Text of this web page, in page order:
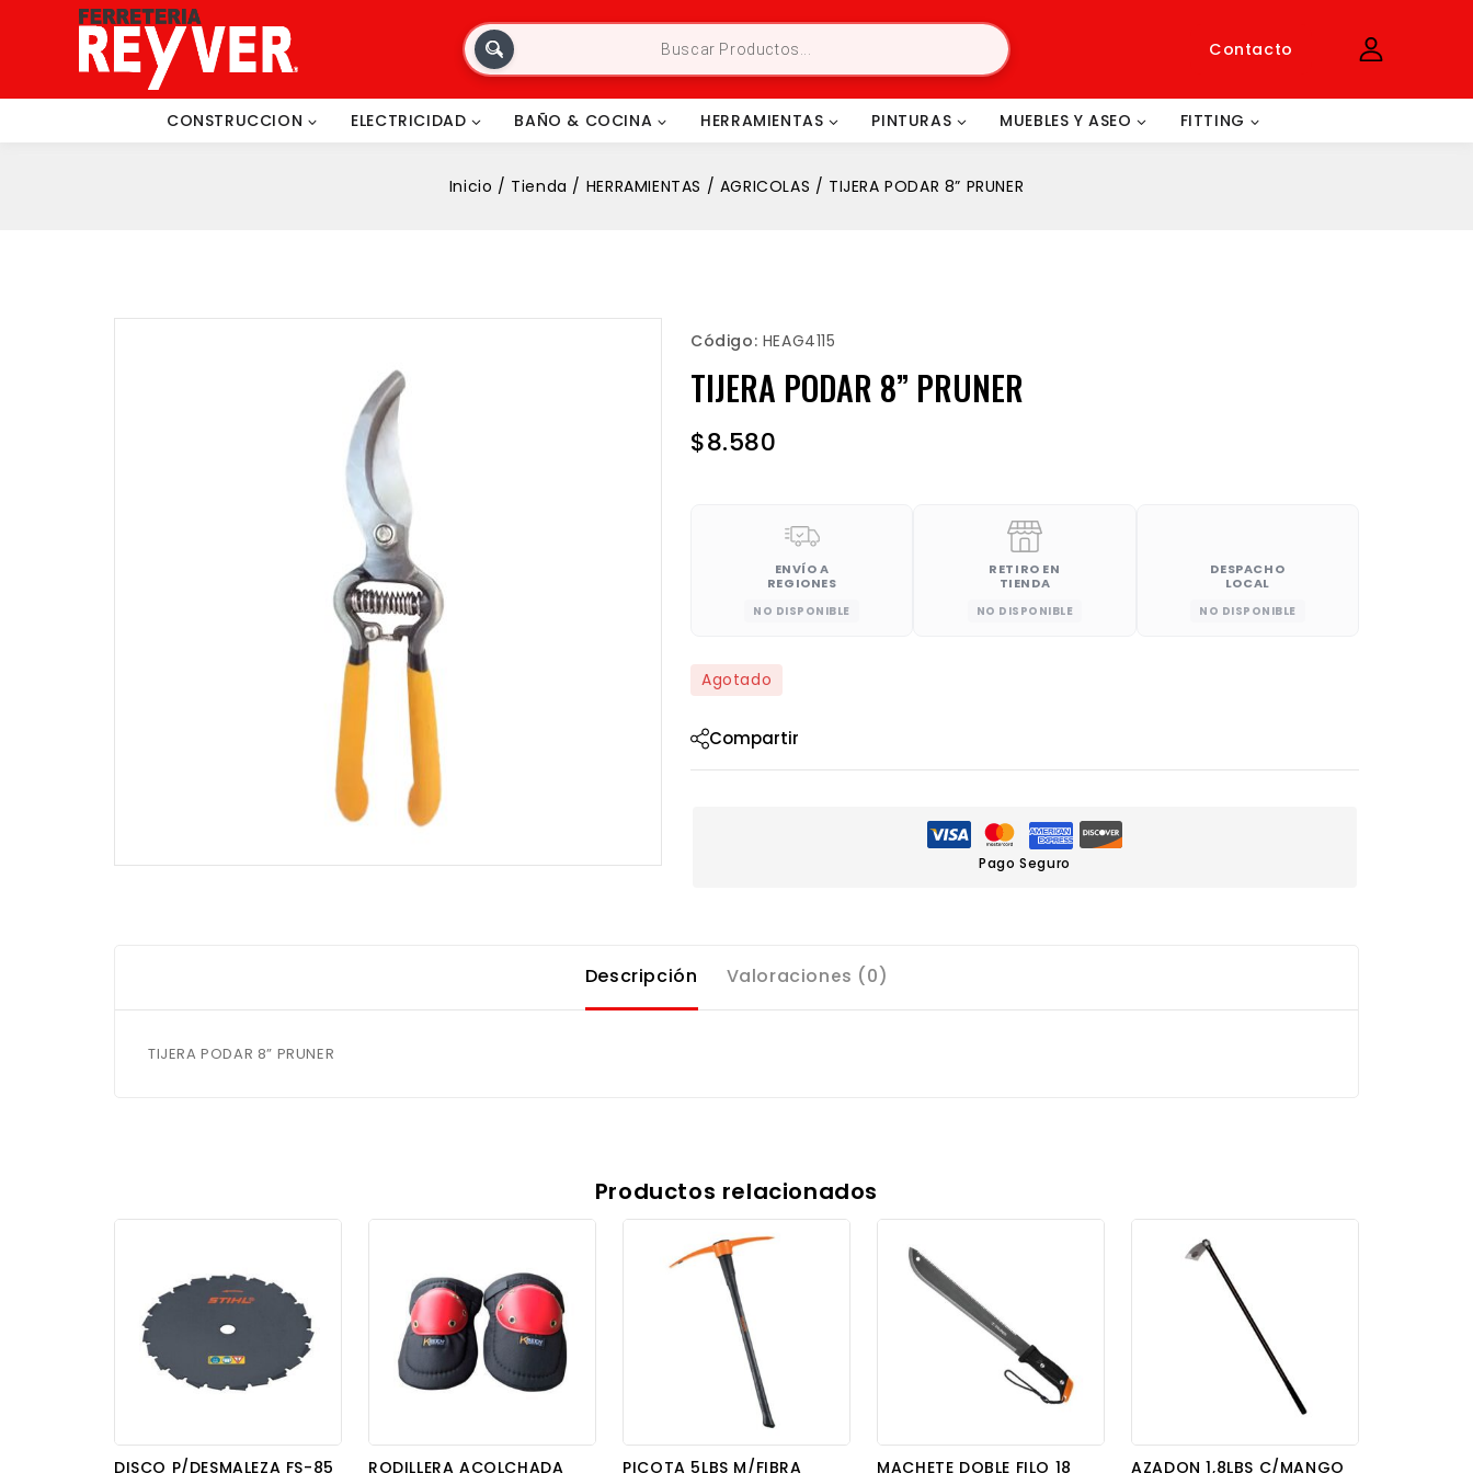
Contacto
CONSTRUCCION ELECTRICIDAD BAÑO & COCINA HERRAMIENTAS PINTURAS MUEBLES Y ASEO FITTING
Inicio / Tienda / HERRAMIENTAS / AGRICOLAS / TIJERA PODAR 8” PRUNER
Código: HEAG4115
TIJERA PODAR 8” PRUNER
$8.580
ENVÍO A
REGIONES
NO DISPONIBLE
RETIRO EN
TIENDA
NO DISPONIBLE
DESPACHO
LOCAL
NO DISPONIBLE
Agotado
Compartir
Pago Seguro
Descripción Valoraciones (0)
TIJERA PODAR 8” PRUNER
Productos relacionados
DISCO P/DESMALEZA FS-85
RODILLERA ACOLCHADA
PICOTA 5LBS M/FIBRA
MACHETE DOBLE FILO 18
AZADON 1,8LBS C/MANGO